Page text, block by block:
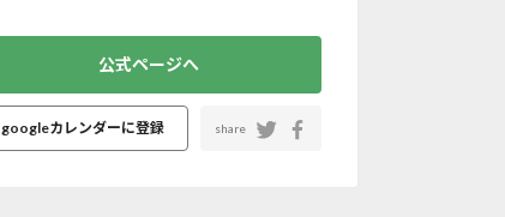
公式ページへ
googleカレンダーに登録 share